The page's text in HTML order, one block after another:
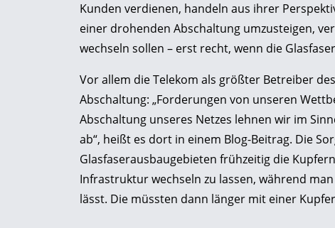
Kunden verdienen, handeln aus ihrer
einer drohenden Abschaltung umzusteigen,
wechseln sollen – erst recht, wenn die
Vor allem die Telekom als größter Betreiber
Abschaltung: „Forderungen von unseren
Abschaltung unseres Netzes lehnen wir im
ab“, heißt es dort in einem Blog-Beitrag. Die
Glasfaserausbaugebieten frühzeitig die
Infrastruktur wechseln zu lassen, während
lässt. Die müssten dann länger mit einer